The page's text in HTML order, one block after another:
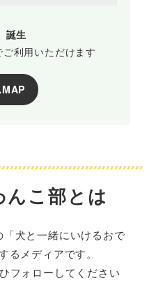
誕生
利用いただけます
んこ部とは
犬と一緒にいけるおで
るメディアです。
フォローしてください